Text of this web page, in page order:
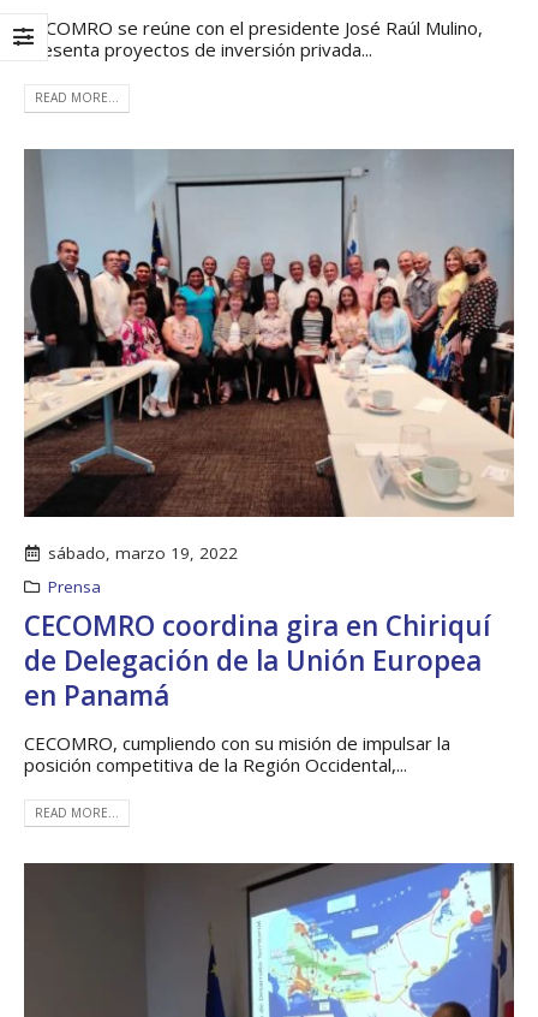
CECOMRO se reúne con el presidente José Raúl Mulino,
presenta proyectos de inversión privada...
READ MORE...
sábado, marzo 19, 2022
Prensa
CECOMRO coordina gira en Chiriquí
de Delegación de la Unión Europea
en Panamá
CECOMRO, cumpliendo con su misión de impulsar la
posición competitiva de la Región Occidental,...
READ MORE...